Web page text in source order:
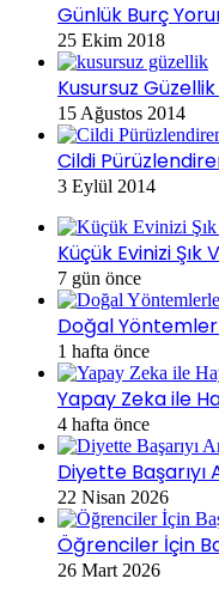
Günlük Burç
25 Ekim 2018
Kusursuz
15 Ağustos 2014
Cildi
3 Eylül 2014
Küçük Evinizi
7 gün önce
Doğal
1 hafta önce
Yapay Zeka ile
4 hafta önce
Diyette
22 Nisan 2026
Öğrenciler İçin
26 Mart 2026